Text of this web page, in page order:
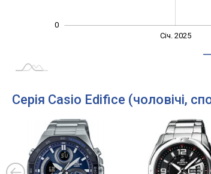
0
Січ. 2025
Серія Casio Edifice (чоловічі,